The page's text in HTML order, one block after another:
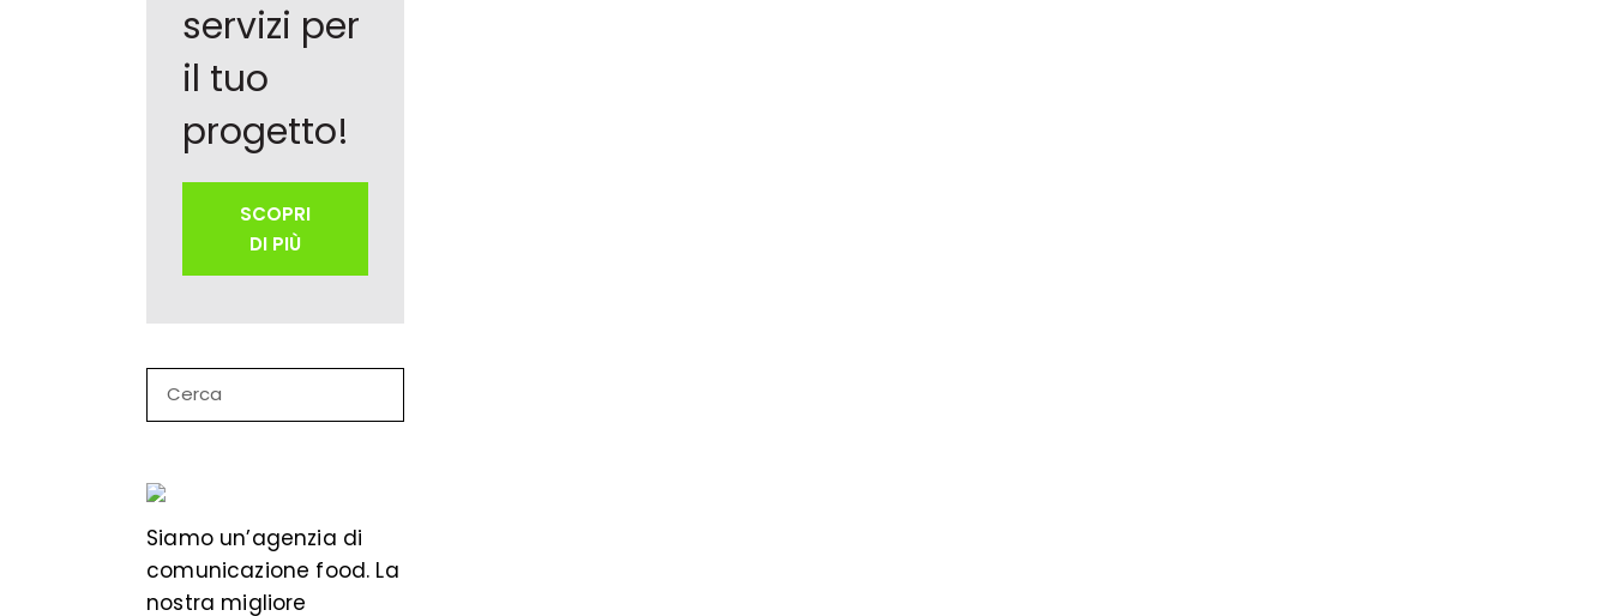
servizi per
il tuo
progetto!
SCOPRI
DI PIÙ
Siamo un’agenzia di
comunicazione food. La
nostra migliore